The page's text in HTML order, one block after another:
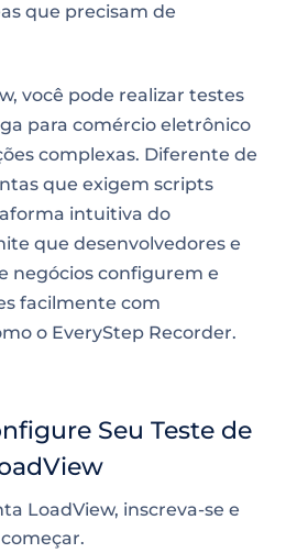
que precisam de
você pode realizar testes
para comércio eletrônico
complexas. Diferente de
que exigem scripts
intuitiva do
que desenvolvedores e
negócios configurem e
facilmente com
o EveryStep Recorder.
Seu Teste de
LoadView, inscreva-se e